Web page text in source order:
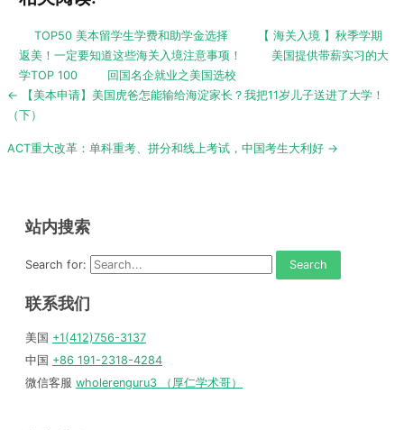
TOP50 美本留学生学费和助学金选择
【 海关入境 】秋季学期
返美！一定要知道这些海关入境注意事项！
美国提供带薪实习的大
学TOP 100
回国名企就业之美国选校
Post
navigation
← 【美本申请】美国虎爸怎能输给海淀家长？我把11岁儿子送进了大学！
（下）
ACT重大改革：单科重考、拼分和线上考试，中国考生大利好 →
站内搜索
Search for:
联系我们
美国 +1(412)756-3137
中国 +86 191-2318-4284
微信客服 wholerenguru3 （厚仁学术哥）